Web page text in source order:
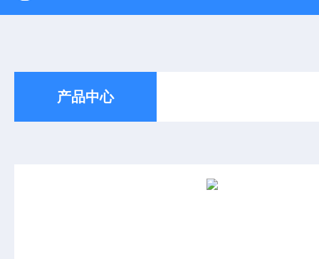
产品中心